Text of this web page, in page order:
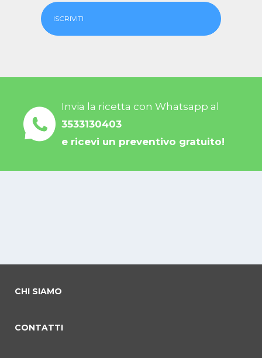
ISCRIVITI
Invia la ricetta con Whatsapp al
3533130403
e ricevi un preventivo gratuito!
CHI SIAMO
CONTATTI